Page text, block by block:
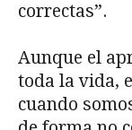
correctas”.
Aunque el
toda la vida,
cuando